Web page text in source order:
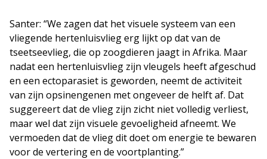
Santer: “We zagen dat het visuele systeem van een
vliegende hertenluisvlieg erg lijkt op dat van de
tseetseevlieg, die op zoogdieren jaagt in Afrika. Maar
nadat een hertenluisvlieg zijn vleugels heeft afgeschud
en een ectoparasiet is geworden, neemt de activiteit
van zijn opsinengenen met ongeveer de helft af. Dat
suggereert dat de vlieg zijn zicht niet volledig verliest,
maar wel dat zijn visuele gevoeligheid afneemt. We
vermoeden dat de vlieg dit doet om energie te bewaren
voor de vertering en de voortplanting.”